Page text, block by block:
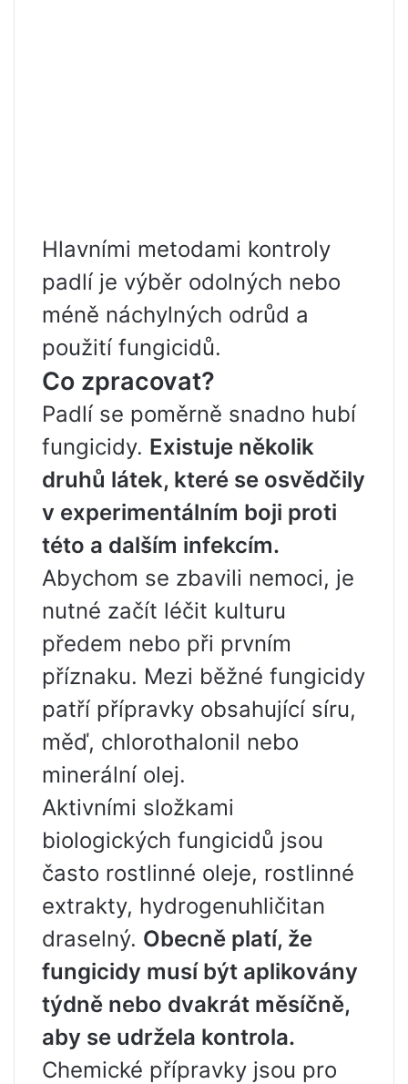
Hlavními metodami kontroly
padlí je výběr odolných nebo
méně náchylných odrůd a
použití fungicidů.
Co zpracovat?
Padlí se poměrně snadno hubí
fungicidy. Existuje několik
druhů látek, které se osvědčily
v experimentálním boji proti
této a dalším infekcím.
Abychom se zbavili nemoci, je
nutné začít léčit kulturu
předem nebo při prvním
příznaku. Mezi běžné fungicidy
patří přípravky obsahující síru,
měď, chlorothalonil nebo
minerální olej.
Aktivními složkami
biologických fungicidů jsou
často rostlinné oleje, rostlinné
extrakty, hydrogenuhličitan
draselný. Obecně platí, že
fungicidy musí být aplikovány
týdně nebo dvakrát měsíčně,
aby se udržela kontrola.
Chemické přípravky jsou pro